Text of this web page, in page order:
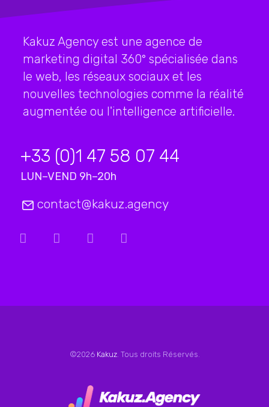
Kakuz Agency est une agence de
marketing digital 360° spécialisée dans
le web, les réseaux sociaux et les
nouvelles technologies comme la réalité
augmentée ou l'intelligence artificielle.
+33 (0)1 47 58 07 44
LUN–VEND 9h–20h
contact@kakuz.agency
©2026 Kakuz. Tous droits Réservés.